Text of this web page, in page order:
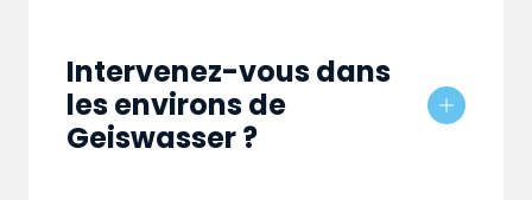
Intervenez-vous dans
les environs de
Geiswasser ?